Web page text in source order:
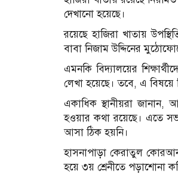
দেখানো হয়েছে।
রয়েছে হাজিরা খাতায়
বাবা নিজাম উদ্দিনের
এমনকি বিদ্যালয়ের
লেখা হয়েছে। তবে, এ
একাধিক স্থানীয়রা জানান,
হওয়ার কথা রয়েছে। এতে
আসা ঠিক হয়নি।
হাসনাপাড়া কেরাতুল কোরআন
হয়ে ৩য় শ্রেনীতে পড়াশোনা